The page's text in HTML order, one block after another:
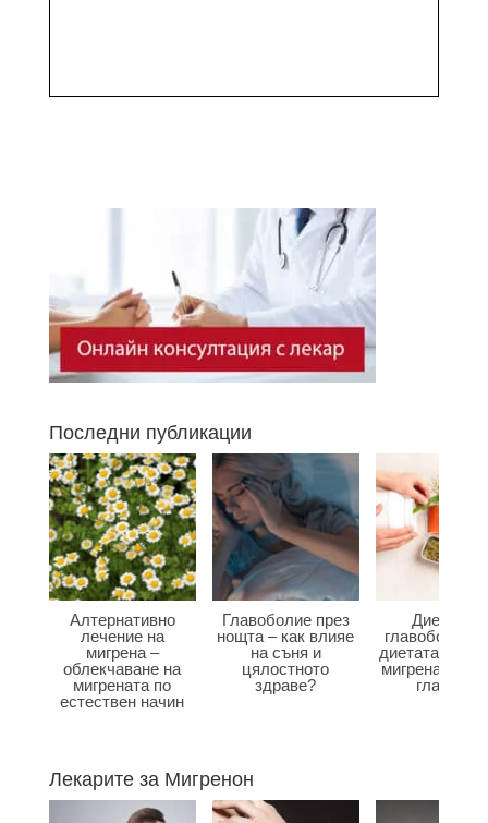
Последни публикации
Алтернативно
лечение на
мигрена –
облекчаване на
мигрената по
естествен начин
Главоболие през
нощта – как влияе
на съня и
цялостното
здраве?
Диета при
главоболие –
диетата
мигрена и
главата?
Лекарите за Мигренон